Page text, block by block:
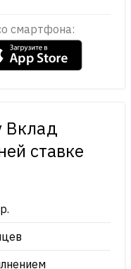
смартфона:
Вклад
ставке